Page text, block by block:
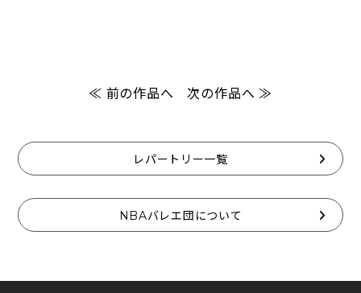
≪ 前の作品へ 次の作品へ ≫
レパートリー一覧
NBAバレエ団について